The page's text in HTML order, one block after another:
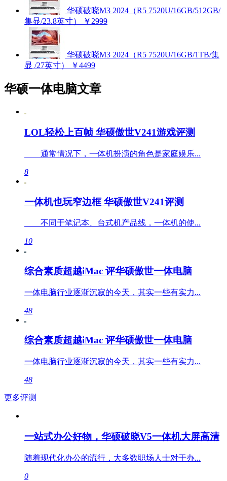
华硕破晓M3 2024（R5 7520U/16GB/512GB/
集显/23.8英寸）
￥2999
华硕破晓M3 2024（R5 7520U/16GB/1TB/集
显 /27英寸）
￥4499
华硕一体电脑文章
LOL轻松上百帧 华硕傲世V241游戏评测
通常情况下，一体机扮演的角色是家庭娱乐...
8
一体机也玩窄边框 华硕傲世V241评测
不同于笔记本、台式机产品线，一体机的使...
10
综合素质超越iMac 评华硕傲世一体电脑
一体电脑行业逐渐沉寂的今天，其实一些有实力...
48
综合素质超越iMac 评华硕傲世一体电脑
一体电脑行业逐渐沉寂的今天，其实一些有实力...
48
更多评测
一站式办公好物，华硕破晓V5一体机大屏高清
随着现代化办公的流行，大多数职场人士对于办...
0